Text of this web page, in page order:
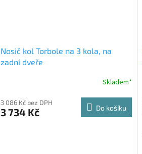
Nosič kol Torbole na 3 kola, na
zadní dveře
Skladem*
3 086 Kč bez DPH
3 734 Kč Do košíku